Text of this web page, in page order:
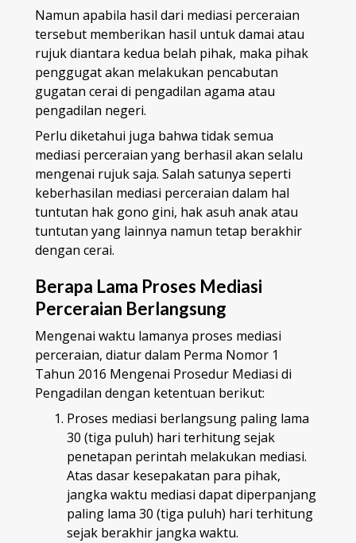
Namun apabila hasil dari mediasi perceraian
tersebut memberikan hasil untuk damai atau
rujuk diantara kedua belah pihak, maka pihak
penggugat akan melakukan pencabutan
gugatan cerai di pengadilan agama atau
pengadilan negeri.
Perlu diketahui juga bahwa tidak semua
mediasi perceraian yang berhasil akan selalu
mengenai rujuk saja. Salah satunya seperti
keberhasilan mediasi perceraian dalam hal
tuntutan hak gono gini, hak asuh anak atau
tuntutan yang lainnya namun tetap berakhir
dengan cerai.
Berapa Lama Proses Mediasi
Perceraian Berlangsung
Mengenai waktu lamanya proses mediasi
perceraian, diatur dalam Perma Nomor 1
Tahun 2016 Mengenai Prosedur Mediasi di
Pengadilan dengan ketentuan berikut:
Proses mediasi berlangsung paling lama
30 (tiga puluh) hari terhitung sejak
penetapan perintah melakukan mediasi.
Atas dasar kesepakatan para pihak,
jangka waktu mediasi dapat diperpanjang
paling lama 30 (tiga puluh) hari terhitung
sejak berakhir jangka waktu.